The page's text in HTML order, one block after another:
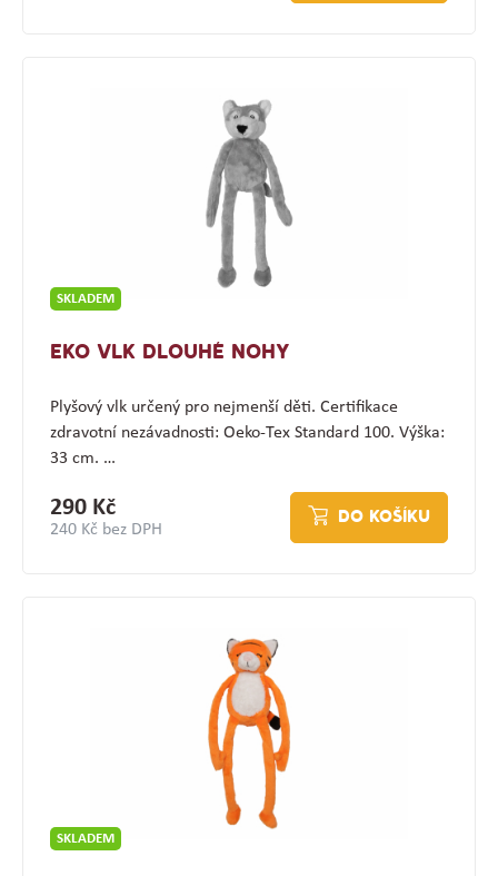
SKLADEM
EKO VLK DLOUHÉ NOHY
Plyšový vlk určený pro nejmenší děti. Certifikace
zdravotní nezávadnosti: Oeko-Tex Standard 100. Výška:
33 cm. …
290 Kč
240 Kč bez DPH
DO KOŠÍKU
SKLADEM